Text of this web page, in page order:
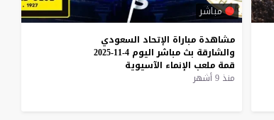
مباشر
مشاهدة مباراة الإتحاد السعودي
والشارقة بث مباشر اليوم 4-11-2025
قمة ملعب الإنماء الآسيوية
منذ 9 أشهر